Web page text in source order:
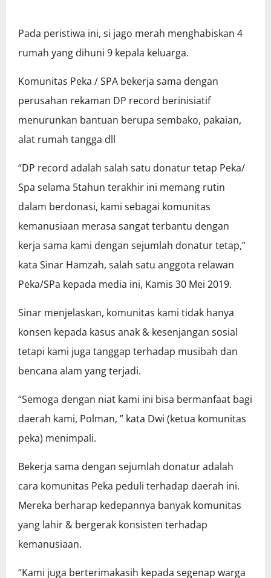
Pada peristiwa ini, si jago merah menghabiskan 4
rumah yang dihuni 9 kepala keluarga.
Komunitas Peka / SPA bekerja sama dengan
perusahan rekaman DP record berinisiatif
menurunkan bantuan berupa sembako, pakaian,
alat rumah tangga dll
“DP record adalah salah satu donatur tetap Peka/
Spa selama 5tahun terakhir ini memang rutin
dalam berdonasi, kami sebagai komunitas
kemanusiaan merasa sangat terbantu dengan
kerja sama kami dengan sejumlah donatur tetap,”
kata Sinar Hamzah, salah satu anggota relawan
Peka/SPa kepada media ini, Kamis 30 Mei 2019.
Sinar menjelaskan, komunitas kami tidak hanya
konsen kepada kasus anak & kesenjangan sosial
tetapi kami juga tanggap terhadap musibah dan
bencana alam yang terjadi.
“Semoga dengan niat kami ini bisa bermanfaat bagi
daerah kami, Polman, ” kata Dwi (ketua komunitas
peka) menimpali.
Bekerja sama dengan sejumlah donatur adalah
cara komunitas Peka peduli terhadap daerah ini.
Mereka berharap kedepannya banyak komunitas
yang lahir & bergerak konsisten terhadap
kemanusiaan.
“Kami juga berterimakasih kepada segenap warga